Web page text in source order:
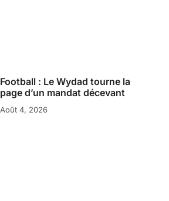
Football : Le Wydad tourne la
page d’un mandat décevant
Août 4, 2026